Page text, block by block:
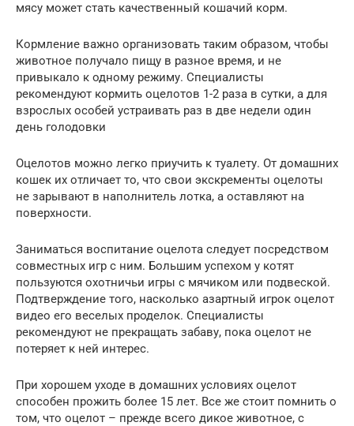
мясу может стать качественный кошачий корм.
Кормление важно организовать таким образом, чтобы
животное получало пищу в разное время, и не
привыкало к одному режиму. Специалисты
рекомендуют кормить оцелотов 1-2 раза в сутки, а для
взрослых особей устраивать раз в две недели один
день голодовки
Оцелотов можно легко приучить к туалету. От домашних
кошек их отличает то, что свои экскременты оцелоты
не зарывают в наполнитель лотка, а оставляют на
поверхности.
Заниматься воспитание оцелота следует посредством
совместных игр с ним. Большим успехом у котят
пользуются охотничьи игры с мячиком или подвеской.
Подтверждение того, насколько азартный игрок оцелот
видео его веселых проделок. Специалисты
рекомендуют не прекращать забаву, пока оцелот не
потеряет к ней интерес.
При хорошем уходе в домашних условиях оцелот
способен прожить более 15 лет. Все же стоит помнить о
том, что оцелот – прежде всего дикое животное, с